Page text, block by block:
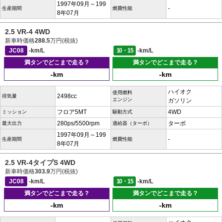
生産期間
1997年09月～199
8年07月
燃費性能 -
2.5 VR-4 4WD
新車時価格288.5万円(税抜)
JC08
-km/L 10・15
-km/L
満タンでどこまで走る？
-km
満タンでどこまで走る？
-km
排気量 2498cc
使用燃料
エンジン
ハイオク
ガソリン
ミッション フロア5MT 駆動方式 4WD
最大出力 280ps/5500rpm 過給器（ターボ） ターボ
生産期間
1997年09月～199
8年07月
燃費性能 -
2.5 VR-4タイプS 4WD
新車時価格303.9万円(税抜)
JC08
-km/L 10・15
-km/L
満タンでどこまで走る？
-km
満タンでどこまで走る？
-km